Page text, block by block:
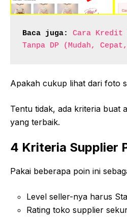
Baca juga:
Cara Kredit
Tanpa DP (Mudah,
Apakah cukup lihat dari foto
Tentu tidak, ada kriteria buat
yang terbaik.
4 Kriteria Supplier
Pakai beberapa poin ini
Level seller-nya harus
Rating toko supplier